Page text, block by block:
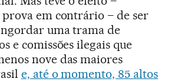
em contrário – de ser
uma trama de
e comissões ilegais que
nove das maiores
e, até o momento, 85 altos